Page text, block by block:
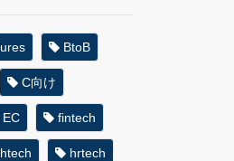
BtoB
C向け
EC fintech
hrtech